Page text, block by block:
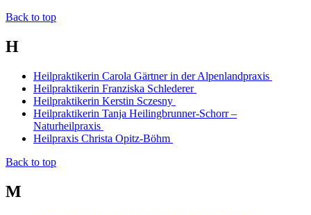
Back to top
H
Heilpraktikerin Carola Gärtner in der Alpenlandpraxis
Heilpraktikerin Franziska Schlederer
Heilpraktikerin Kerstin Sczesny
Heilpraktikerin Tanja Heilingbrunner-Schorr –
Naturheilpraxis
Heilpraxis Christa Opitz-Böhm
Back to top
M